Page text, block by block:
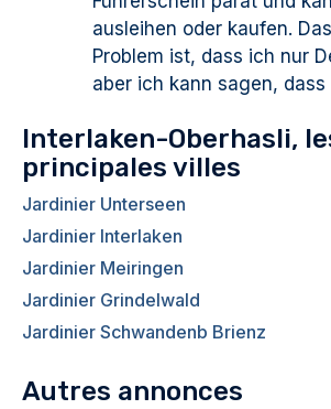
ausleihen oder kaufen.
Problem ist, dass ich nur
aber ich kann sagen, dass
Interlaken-Oberhasli,
principales villes
Jardinier Unterseen
Jardinier Interlaken
Jardinier Meiringen
Jardinier Grindelwald
Jardinier Schwandenb Brienz
Autres annonces